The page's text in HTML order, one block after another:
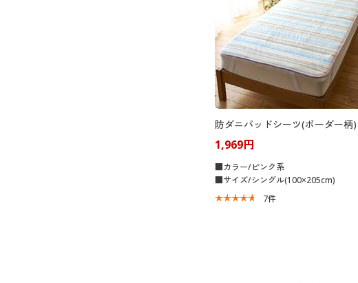
防ダニパッドシーツ(ボーダー柄)
1,969円
■カラー/ピンク系
■サイズ/シングル(100×205cm)
7件